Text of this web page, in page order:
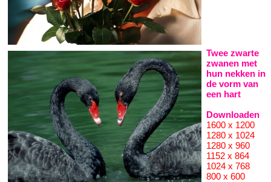
Twee zwarte
zwanen met
hun nekken in
de vorm van
een hart
Downloaden
1600 x 1200
1280 x 1024
1280 x 960
1152 x 864
1024 x 768
800 x 600